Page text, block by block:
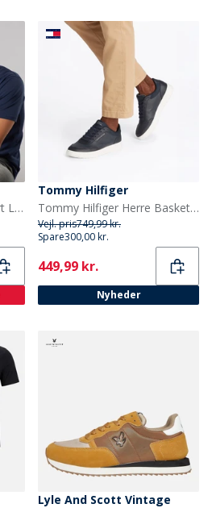
Ellesse Herre Prado 2 Stort Logo T Shirt Navy
Tommy Hilfiger
Tommy Hilfiger Herre Basket Core Perforerede Træningssko Desert Sky
Vejl. pris749,99 kr.
Spare300,00 kr.
Current
449,99 kr.
Nyheder
Lyle And Scott Vintage